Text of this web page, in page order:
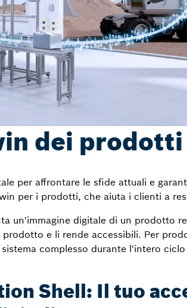
dei
per affrontare le sfide attuali e
per i prodotti, che aiuta i clienti a
un'immagine digitale di un prodotto
e li rende accessibili. Per
complesso durante l'intero
Shell: Il tuo